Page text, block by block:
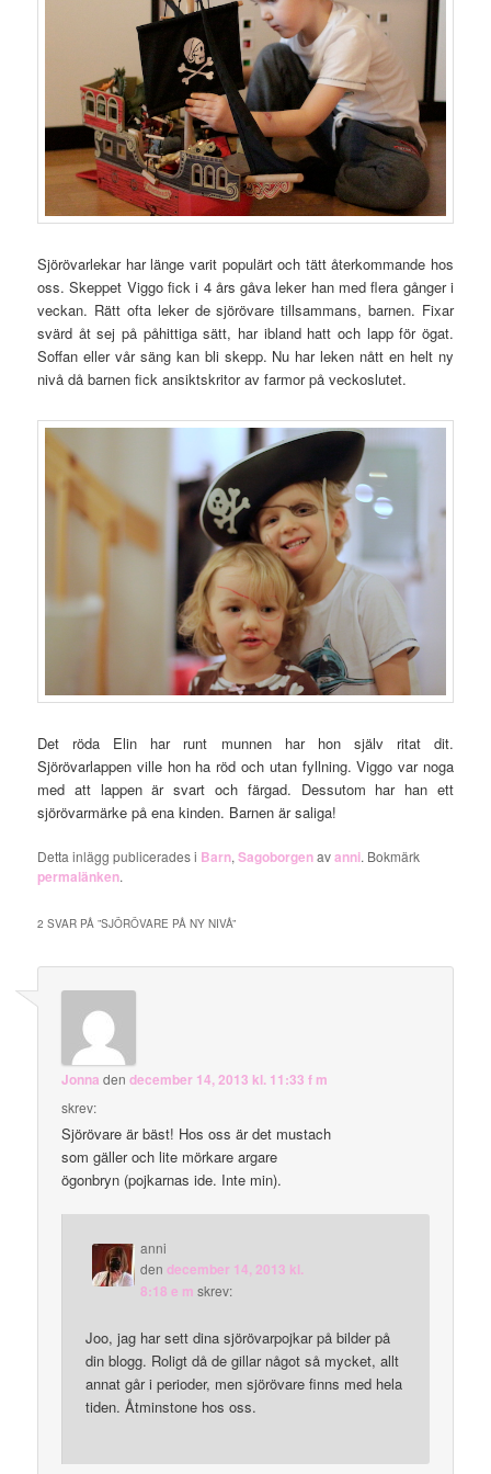
Sjörövarlekar har länge varit populärt och tätt återkommande hos
oss. Skeppet Viggo fick i 4 års gåva leker han med flera gånger i
veckan. Rätt ofta leker de sjörövare tillsammans, barnen. Fixar
svärd åt sej på påhittiga sätt, har ibland hatt och lapp för ögat.
Soffan eller vår säng kan bli skepp. Nu har leken nått en helt ny
nivå då barnen fick ansiktskritor av farmor på veckoslutet.
Det röda Elin har runt munnen har hon själv ritat dit.
Sjörövarlappen ville hon ha röd och utan fyllning. Viggo var noga
med att lappen är svart och färgad. Dessutom har han ett
sjörövarmärke på ena kinden. Barnen är saliga!
Detta inlägg publicerades i Barn,Sagoborgenavanni. Bokmärk
permalänken.
2 SVAR PÅ ”SJÖRÖVARE PÅ NY NIVÅ”
Jonna dendecember 14, 2013 kl. 11:33 f m
skrev:
Sjörövare är bäst! Hos oss är det mustach
som gäller och lite mörkare argare
ögonbryn (pojkarnas ide. Inte min).
anni
dendecember 14, 2013 kl.
8:18 e m skrev:
Joo, jag har sett dina sjörövarpojkar på bilder på
din blogg. Roligt då de gillar något så mycket, allt
annat går i perioder, men sjörövare finns med hela
tiden. Åtminstone hos oss.